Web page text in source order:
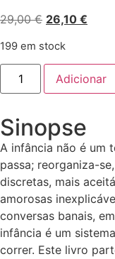
29,00€ 26,10 €
199 em stock
Adicionar
Sinopse
A infância não é um
passa; reorganiza-
discretas, mais
amorosas
conversas banais,
infância é um
correr. Este livro